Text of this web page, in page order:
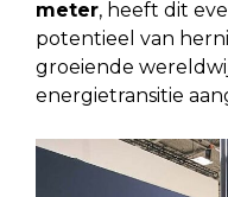
meter, heeft dit
potentieel van
groeiende
energietransitie